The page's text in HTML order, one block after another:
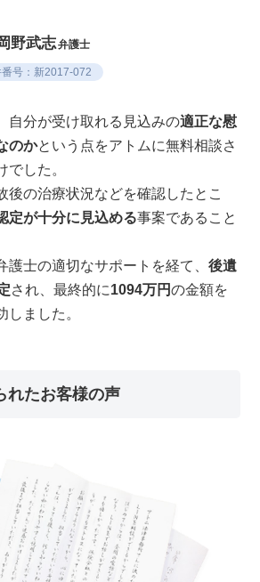
野武志弁護士
号：新2017-072
自分が受け取れる見込みの適正な慰
のかという点をアトムに無料相談さ
でした。
後の治療状況などを確認したとこ
定が十分に見込める事案であること
護士の適切なサポートを経て、後遺
され、最終的に1094万円の金額を
しました。
れたお客様の声